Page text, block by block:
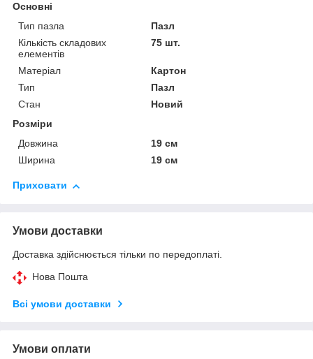
Основні
Тип пазла
Пазл
Кількість складових
елементів
75 шт.
Матеріал
Картон
Тип
Пазл
Стан
Новий
Розміри
Довжина
19 см
Ширина
19 см
Приховати
Умови доставки
Доставка здійснюється тільки по передоплаті.
Нова Пошта
Всі умови доставки
Умови оплати